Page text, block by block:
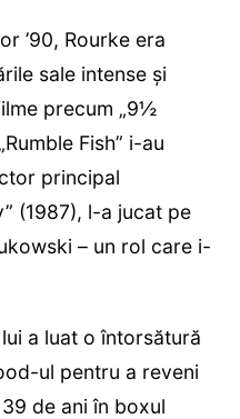
’90, Rourke era
sale intense și
precum „9½
Fish” i-au
principal
(1987), l-a jucat pe
– un rol care i-
a luat o întorsătură
ul pentru a reveni
de ani în boxul